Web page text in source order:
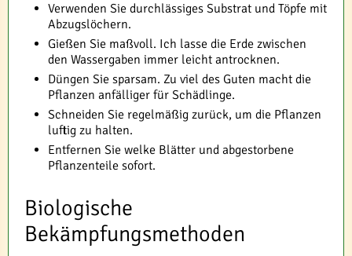
Verwenden Sie durchlässiges Substrat und Töpfe mit
Abzugslöchern.
Gießen Sie maßvoll. Ich lasse die Erde zwischen
den Wassergaben immer leicht antrocknen.
Düngen Sie sparsam. Zu viel des Guten macht die
Pflanzen anfälliger für Schädlinge.
Schneiden Sie regelmäßig zurück, um die Pflanzen
luftig zu halten.
Entfernen Sie welke Blätter und abgestorbene
Pflanzenteile sofort.
Biologische
Bekämpfungsmethoden